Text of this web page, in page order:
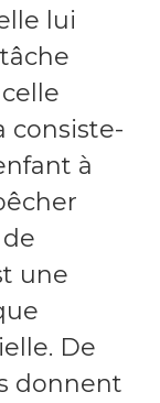
lui
consiste-
à
une
De
donnent